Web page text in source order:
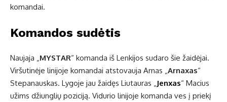
komandai.
Komandos sudėtis
Naujaja „MYSTAR“ komanda iš Lenkijos sudaro šie žaidėjai.
Viršutinėje linijoje komandai atstovauja Arnas „Arnaxas“
Stepanauskas. Lygoje jau žaidęs Liutauras „Jenxas“ Macius
užims džiunglių poziciją. Vidurio linijoje komanda ves į priekį